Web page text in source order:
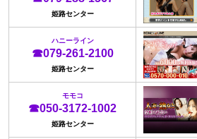
姫路センター
ハニーライン
☎079-261-2100
姫路センター
モモコ
☎050-3172-1002
姫路センター